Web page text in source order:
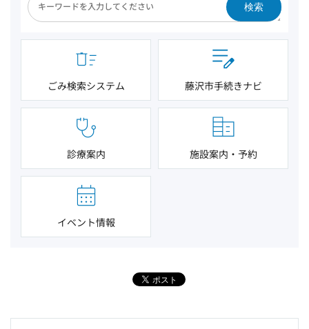
検索
ごみ検索システム 藤沢市手続きナビ
診療案内 施設案内・予約
イベント情報